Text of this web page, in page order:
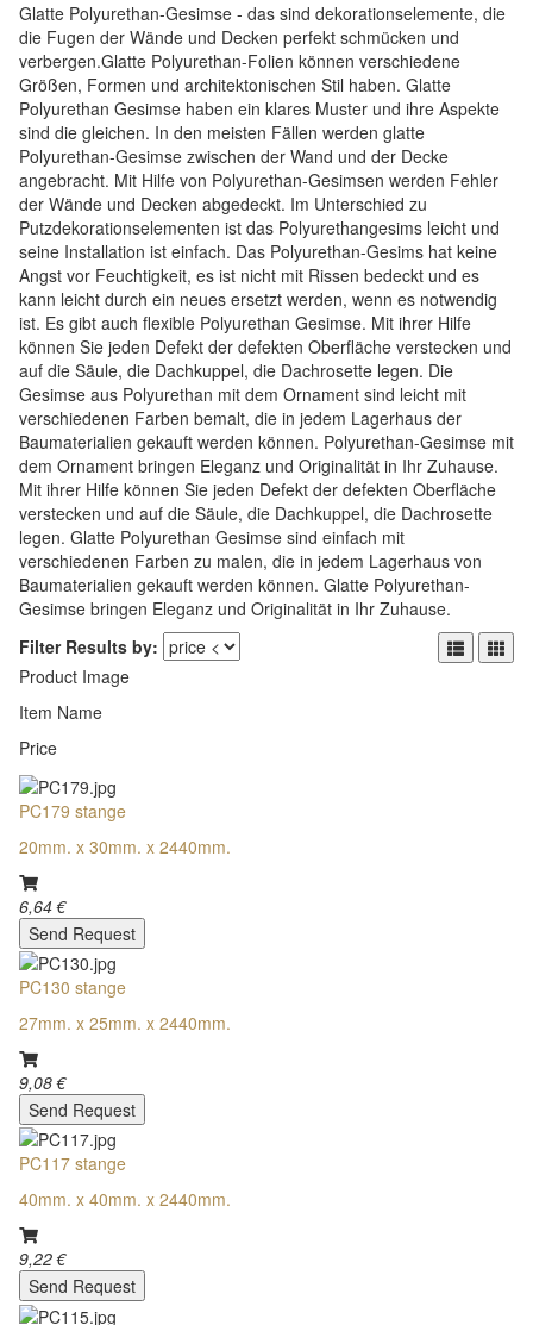
Glatte Polyurethan-Gesimse - das sind dekorationselemente, die
die Fugen der Wände und Decken perfekt schmücken und
verbergen.Glatte Polyurethan-Folien können verschiedene
Größen, Formen und architektonischen Stil haben. Glatte
Polyurethan Gesimse haben ein klares Muster und ihre Aspekte
sind die gleichen. In den meisten Fällen werden glatte
Polyurethan-Gesimse zwischen der Wand und der Decke
angebracht. Mit Hilfe von Polyurethan-Gesimsen werden Fehler
der Wände und Decken abgedeckt. Im Unterschied zu
Putzdekorationselementen ist das Polyurethangesims leicht und
seine Installation ist einfach. Das Polyurethan-Gesims hat keine
Angst vor Feuchtigkeit, es ist nicht mit Rissen bedeckt und es
kann leicht durch ein neues ersetzt werden, wenn es notwendig
ist. Es gibt auch flexible Polyurethan Gesimse. Mit ihrer Hilfe
können Sie jeden Defekt der defekten Oberfläche verstecken und
auf die Säule, die Dachkuppel, die Dachrosette legen. Die
Gesimse aus Polyurethan mit dem Ornament sind leicht mit
verschiedenen Farben bemalt, die in jedem Lagerhaus der
Baumaterialien gekauft werden können. Polyurethan-Gesimse mit
dem Ornament bringen Eleganz und Originalität in Ihr Zuhause.
Mit ihrer Hilfe können Sie jeden Defekt der defekten Oberfläche
verstecken und auf die Säule, die Dachkuppel, die Dachrosette
legen. Glatte Polyurethan Gesimse sind einfach mit
verschiedenen Farben zu malen, die in jedem Lagerhaus von
Baumaterialien gekauft werden können. Glatte Polyurethan-
Gesimse bringen Eleganz und Originalität in Ihr Zuhause.
Filter Results by:
Product Image
Item Name
Price
PC179 stange
20mm. x 30mm. x 2440mm.
6,64 €
Send Request
PC130 stange
27mm. x 25mm. x 2440mm.
9,08 €
Send Request
PC117 stange
40mm. x 40mm. x 2440mm.
9,22 €
Send Request